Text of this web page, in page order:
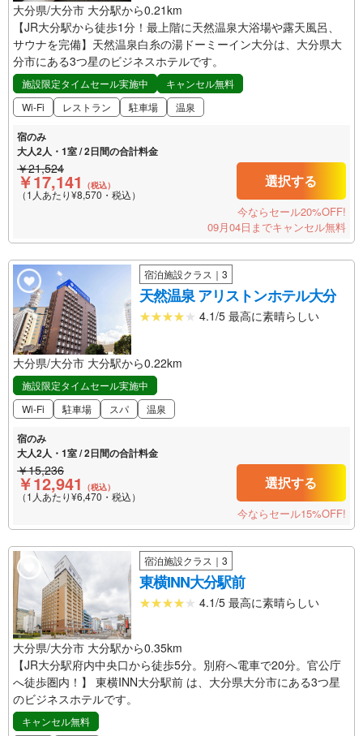
大分県/大分市 大分駅から0.21km
【JR大分駅から徒歩1分！最上階に天然温泉大浴場や露天風呂、
サウナを完備】天然温泉白糸の湯ドーミーイン大分は、大分県大
分市にある3つ星のビジネスホテルです。
施設限定タイムセール実施中
キャンセル無料
Wi-Fi
レストラン 駐車場 温泉
宿のみ
大人2人・1室 / 2日間の合計料金
￥21,524
￥17,141 （税込）
（1人あたり¥8,570・税込）
選択する
今ならセール20%OFF!
09月04日までキャンセル無料
宿泊施設クラス｜3
天然温泉 アリストンホテル大分
4.1/5 最高に素晴らしい
大分県/大分市 大分駅から0.22km
施設限定タイムセール実施中
Wi-Fi
駐車場 スパ 温泉
宿のみ
大人2人・1室 / 2日間の合計料金
￥15,236
￥12,941 （税込）
（1人あたり¥6,470・税込）
選択する
今ならセール15%OFF!
宿泊施設クラス｜3
東横INN大分駅前
4.1/5 最高に素晴らしい
大分県/大分市 大分駅から0.35km
【JR大分駅府内中央口から徒歩5分。別府へ電車で20分。官公庁
へ徒歩圏内！】 東横INN大分駅前 は、大分県大分市にある3つ星
のビジネスホテルです。
キャンセル無料